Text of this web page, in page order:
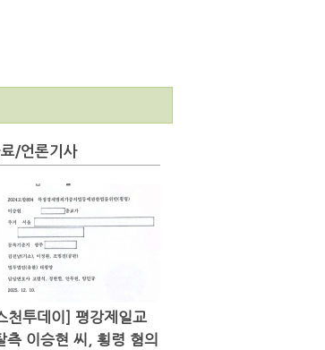
/언론기사
천투데이] 평강제일교
측 이승현 씨, 횡령 혐의